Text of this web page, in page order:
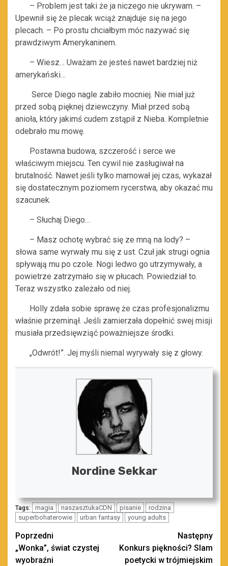
– Problem jest taki że ja niczego nie ukrywam. –
Upewnił się że plecak wciąż znajduje się na jego
plecach. – Po prostu chciałbym móc nazywać się
prawdziwym Amerykaninem.
– Wiesz… Uważam że jesteś nawet bardziej niż
amerykański…
Serce Diego nagle zabiło mocniej. Nie miał już
przed sobą pięknej dziewczyny. Miał przed sobą
anioła, który jakimś cudem zstąpił z Nieba. Kompletnie
odebrało mu mowę.
Postawna budowa, szczerość i serce we
właściwym miejscu. Ten cywil nie zasługiwał na
brutalność. Nawet jeśli tylko marnował jej czas, wykazał
się dostatecznym poziomem rycerstwa, aby okazać mu
szacunek.
– Słuchaj Diego…
– Masz ochotę wybrać się ze mną na lody? –
słowa same wyrwały mu się z ust. Czuł jak strugi ognia
spływają mu po czole. Nogi ledwo go utrzymywały, a
powietrze zatrzymało się w płucach. Powiedział to.
Teraz wszystko zależało od niej.
Holly zdała sobie sprawę że czas profesjonalizmu
właśnie przeminął. Jeśli zamierzała dopełnić swej misji
musiała przedsięwziąć poważniejsze środki.
„Odwrót!”. Jej myśli niemal wyrywały się z głowy.
Nordine Sekkar
Tags: magia naszasztukaCDN pisanie
rodzina
superbohaterowie
urban fantasy young adults
Zobacz
wpisy
Poprzedni
„Wonka”, świat czystej
wyobraźni
Następny
Konkurs piękności? Slam
poetycki w trójmiejskim